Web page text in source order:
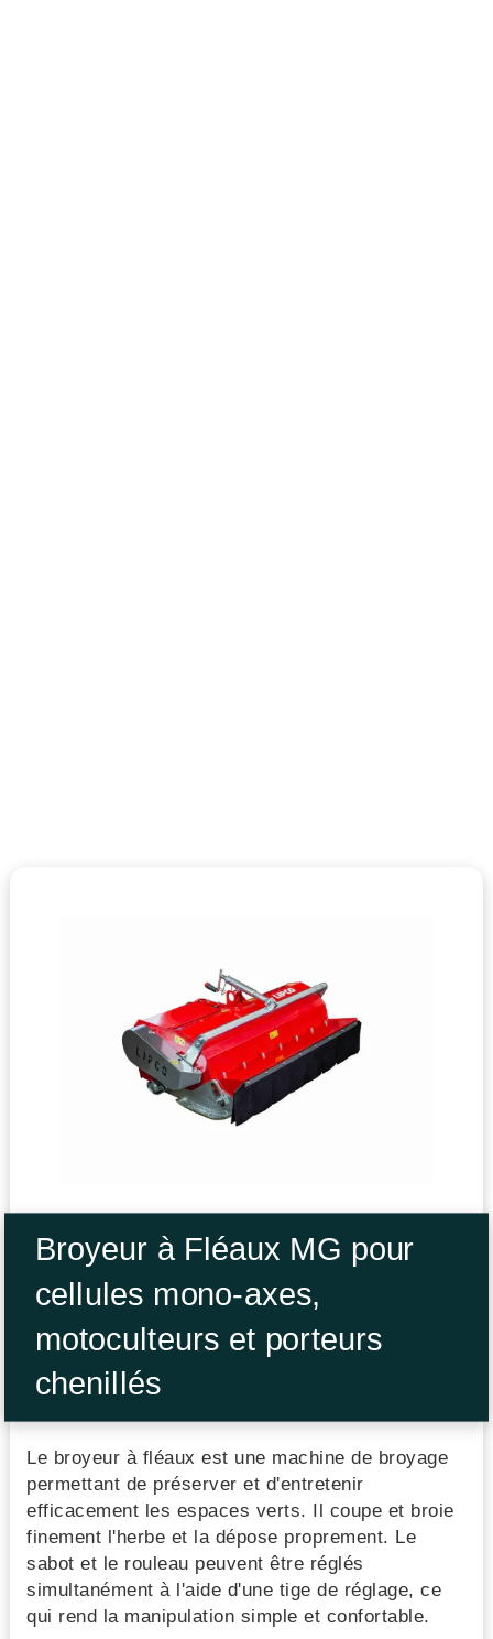
Broyeur à Fléaux MG pour
cellules mono-axes,
motoculteurs et porteurs
chenillés
Le broyeur à fléaux est une machine de broyage
permettant de préserver et d'entretenir
efficacement les espaces verts. Il coupe et broie
finement l'herbe et la dépose proprement. Le
sabot et le rouleau peuvent être réglés
simultanément à l'aide d'une tige de réglage, ce
qui rend la manipulation simple et confortable.